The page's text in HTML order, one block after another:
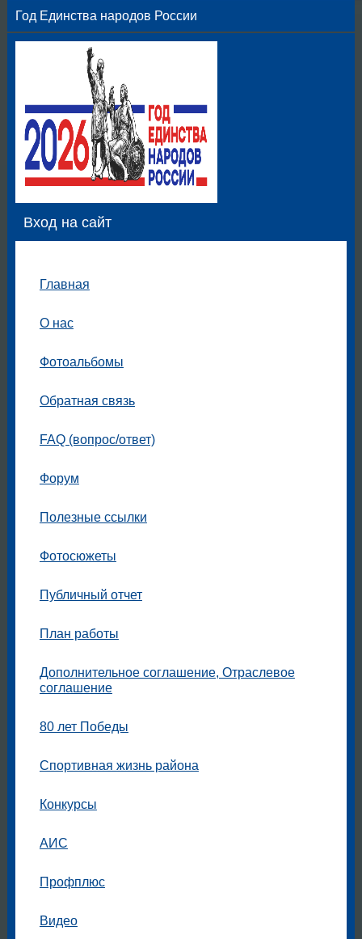
Год Единства народов России
Вход на сайт
Главная
О нас
Фотоальбомы
Обратная связь
FAQ (вопрос/ответ)
Форум
Полезные ссылки
Фотосюжеты
Публичный отчет
План работы
Дополнительное соглашение, Отраслевое
соглашение
80 лет Победы
Спортивная жизнь района
Конкурсы
АИС
Профплюс
Видео